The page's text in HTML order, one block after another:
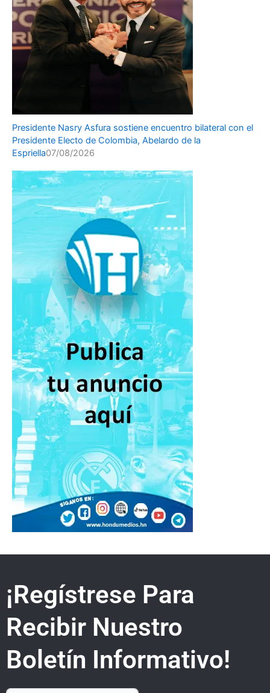
Presidente Nasry Asfura sostiene encuentro bilateral con el
Presidente Electo de Colombia, Abelardo de la
Espriella07/08/2026
¡Regístrese Para
Recibir Nuestro
Boletín Informativo!